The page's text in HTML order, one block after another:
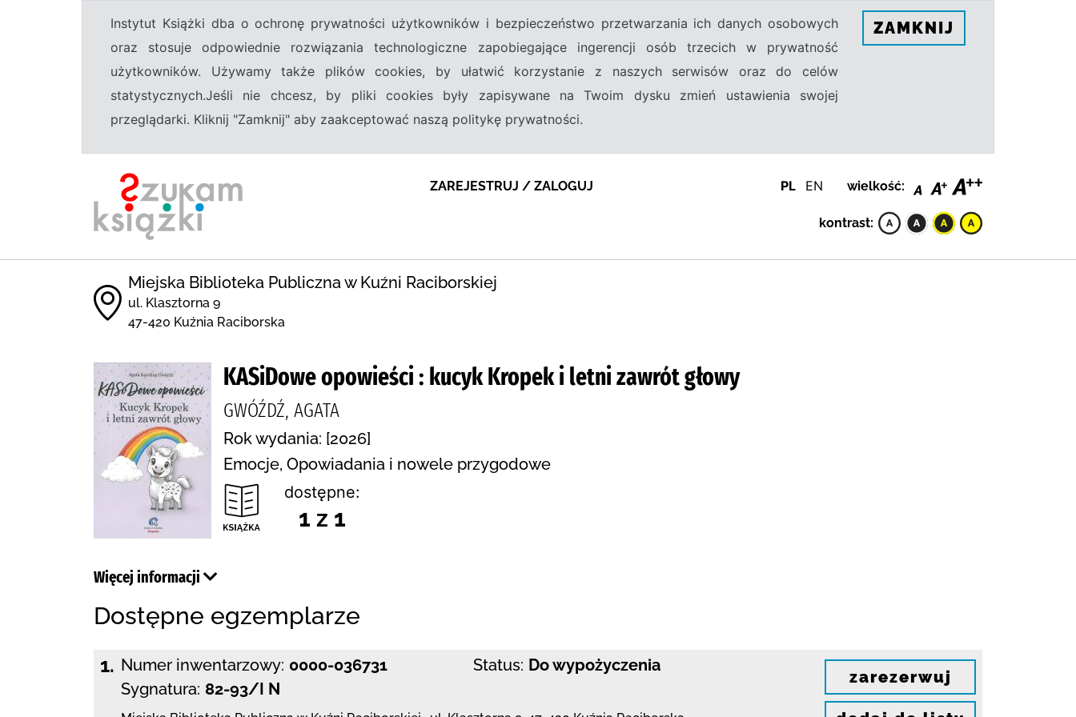
Instytut Książki dba o ochronę prywatności użytkowników i bezpieczeństwo przetwarzania ich danych osobowych
oraz stosuje odpowiednie rozwiązania technologiczne zapobiegające ingerencji osób trzecich w prywatność
użytkowników. Używamy także plików cookies, by ułatwić korzystanie z naszych serwisów oraz do celów
statystycznych.Jeśli nie chcesz, by pliki cookies były zapisywane na Twoim dysku zmień ustawienia swojej
przeglądarki. Kliknij "Zamknij" aby zaakceptować naszą politykę prywatności.
ZAMKNIJ
ZAREJESTRUJ / ZALOGUJ PL EN wielkość:
kontrast:
Miejska Biblioteka Publiczna w Kuźni Raciborskiej
ul. Klasztorna 9
47-420 Kuźnia Raciborska
KASiDowe opowieści : kucyk Kropek i letni zawrót głowy
GWÓŹDŹ, AGATA
Rok wydania: [2026]
Emocje, Opowiadania i nowele przygodowe
dostępne:
1 z 1
Więcej informacji
Dostępne egzemplarze
1. Numer inwentarzowy: 0000-036731
Sygnatura: 82-93/I N
Status: Do wypożyczenia
zarezerwuj